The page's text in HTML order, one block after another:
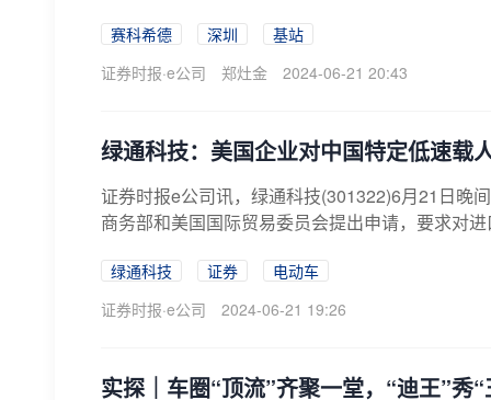
赛科希德 深圳
基站
证券时报·e公司
郑灶金 2024-06-21 20:43
绿通科技：美国企业对中国特定低速载
证券时报e公司讯，绿通科技(301322)6月21日晚
商务部和美国国际贸易委员会提出申请，要求对
绿通科技 证券
电动车
证券时报·e公司
2024-06-21 19:26
实探｜车圈“顶流”齐聚一堂，“迪王”秀